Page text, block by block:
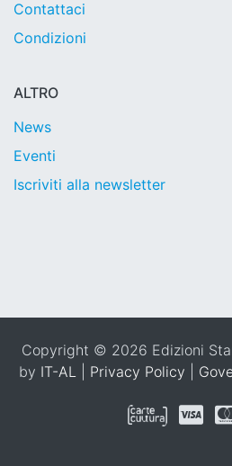
Contattaci
Condizioni
ALTRO
News
Eventi
Iscriviti alla newsletter
Copyright © 2026 Edizioni
by IT-AL Privacy Policy